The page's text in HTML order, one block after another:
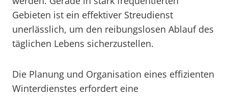
Gebieten ist ein effektiver Streudienst
unerlässlich, um den reibungslosen Ablauf des
täglichen Lebens sicherzustellen.
Die Planung und Organisation eines effizienten
Winterdienstes erfordert eine